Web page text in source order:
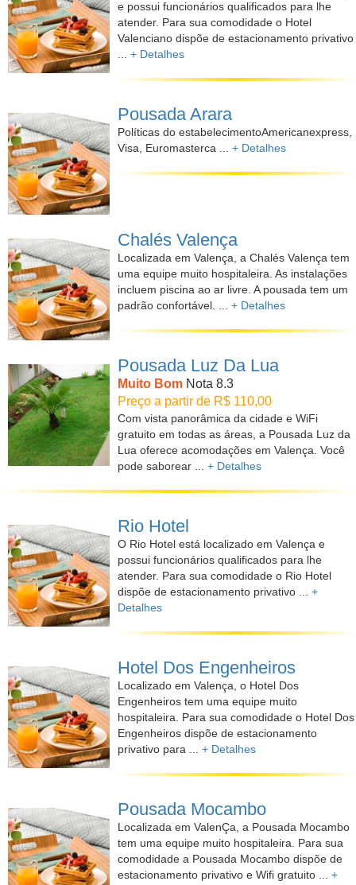
e possui funcionários qualificados para lhe
atender. Para sua comodidade o Hotel
Valenciano dispõe de estacionamento privativo
+ Detalhes
Pousada Arara
Políticas do estabelecimentoAmericanexpress,
Visa, Euromasterca ... + Detalhes
Chalés Valença
Localizada em Valença, a Chalés Valença tem
uma equipe muito hospitaleira. As instalações
incluem piscina ao ar livre. A pousada tem um
padrão confortável. ... + Detalhes
Pousada Luz Da Lua
Muito Bom Nota 8.3
Preço a partir de R$ 110,00
Com vista panorâmica da cidade e WiFi
gratuito em todas as áreas, a Pousada Luz da
Lua oferece acomodações em Valença. Você
pode saborear ... + Detalhes
Rio Hotel
O Rio Hotel está localizado em Valença e
possui funcionários qualificados para lhe
atender. Para sua comodidade o Rio Hotel
dispõe de estacionamento privativo ... +
Detalhes
Hotel Dos Engenheiros
Localizado em Valença, o Hotel Dos
Engenheiros tem uma equipe muito
hospitaleira. Para sua comodidade o Hotel Dos
Engenheiros dispõe de estacionamento
privativo para ... + Detalhes
Pousada Mocambo
Localizada em ValenÇa, a Pousada Mocambo
tem uma equipe muito hospitaleira. Para sua
comodidade a Pousada Mocambo dispõe de
estacionamento privativo e Wifi gratuito ... +